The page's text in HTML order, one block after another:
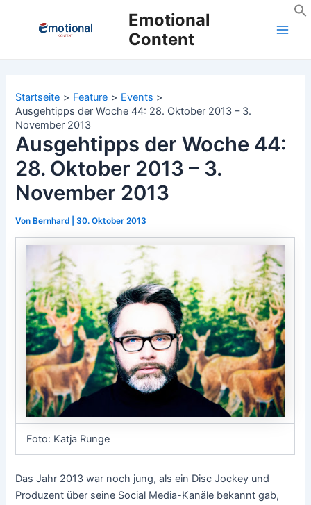
Emotional
Content
Startseite Feature
Events
Ausgehtipps der Woche 44: 28. Oktober 2013 – 3.
November 2013
Ausgehtipps der Woche 44:
28. Oktober 2013 – 3.
November 2013
Von Bernhard |30. Oktober 2013
Foto: Katja Runge
Das Jahr 2013 war noch jung, als ein Disc Jockey und
Produzent über seine Social Media-Kanäle bekannt gab,